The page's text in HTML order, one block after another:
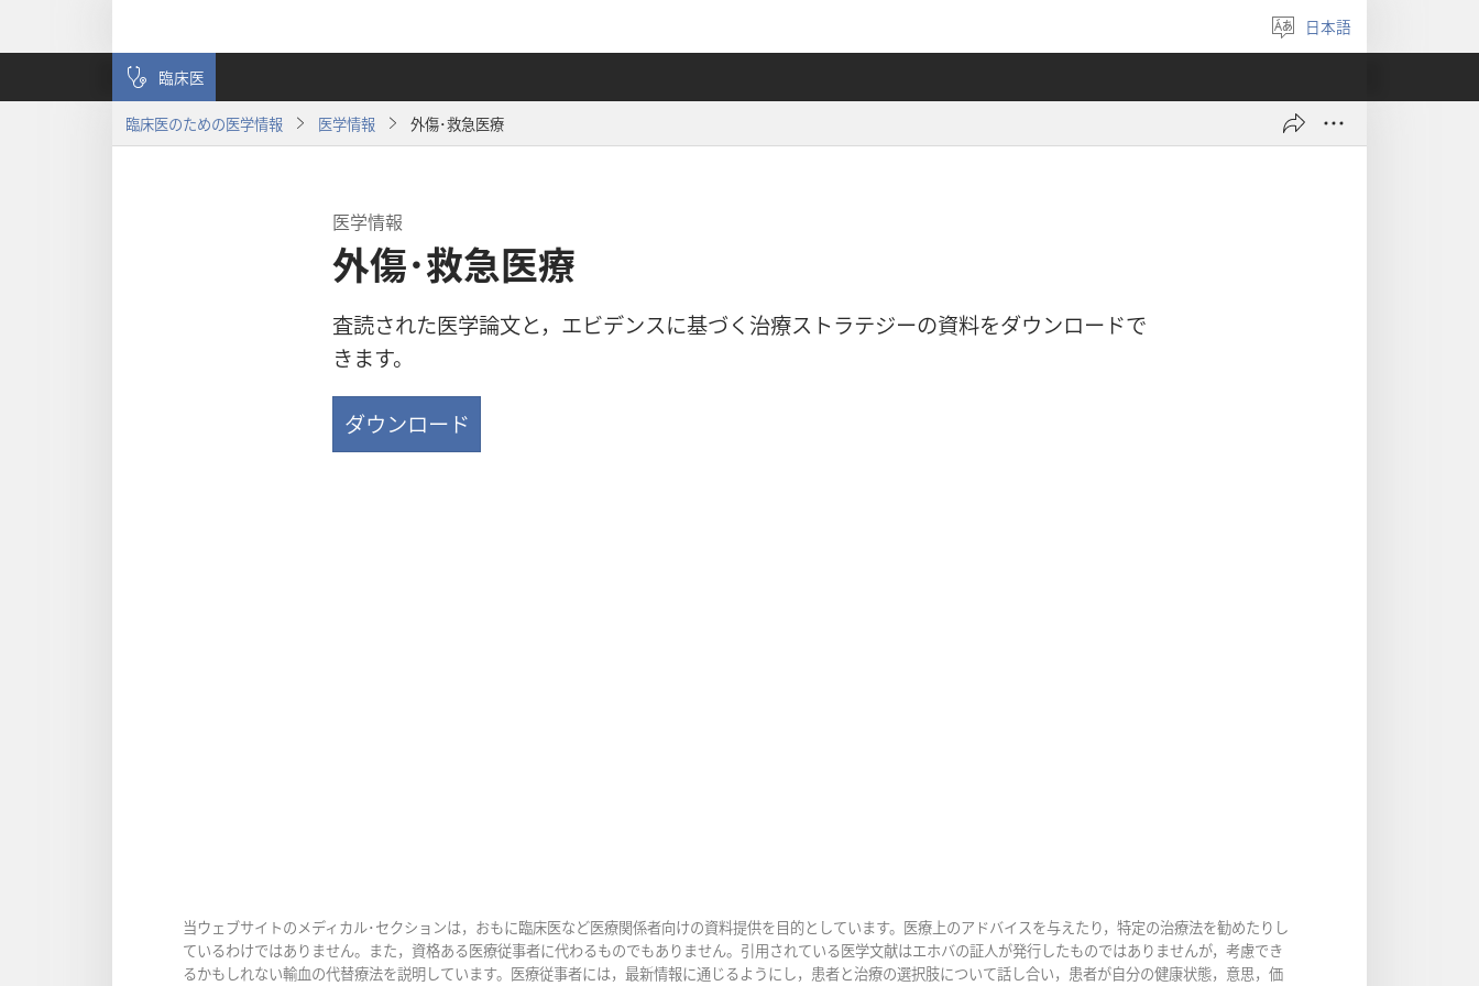
言
語
選
ぶ
日本語
臨床医
臨床医のための医学情報 医学情報 外傷･救急医療
医学情報
外傷･救急医療
査読された医学論文と，エビデンスに基づく治療ストラテジーの資料をダウンロードで
きます。
ダウンロード
当ウェブサイトのメディカル･セクションは，おもに臨床医など医療関係者向けの資料提供を目的としています。医療上のアドバイスを与えたり，特定の治療法を勧めたりし
ているわけではありません。また，資格ある医療従事者に代わるものでもありません。引用されている医学文献はエホバの証人が発行したものではありませんが，考慮でき
るかもしれない輸血の代替療法を説明しています。医療従事者には，最新情報に通じるようにし，患者と治療の選択肢について話し合い，患者が自分の健康状態，意思，価